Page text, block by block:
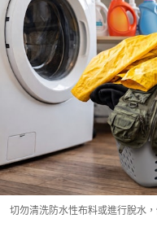
切勿清洗防水性布料或進行脫水